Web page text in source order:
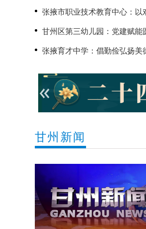
心
张掖市职业技术教育中心：以
甘州区第三幼儿园：党建赋能圆童梦 温情
长
甘州新闻